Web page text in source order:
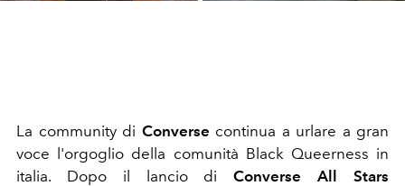
La community di Converse continua a urlare a gran
voce l'orgoglio della comunità Black Queerness in
italia. Dopo il lancio diConverse All Stars